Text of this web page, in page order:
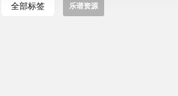
全部标签 乐谱资源